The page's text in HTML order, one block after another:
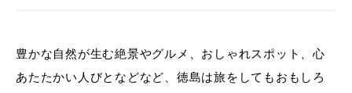
豊かな自然が生む絶景やグルメ、おしゃれスポット、心
あたたかい人びとなどなど、徳島は旅をしてもおもしろ